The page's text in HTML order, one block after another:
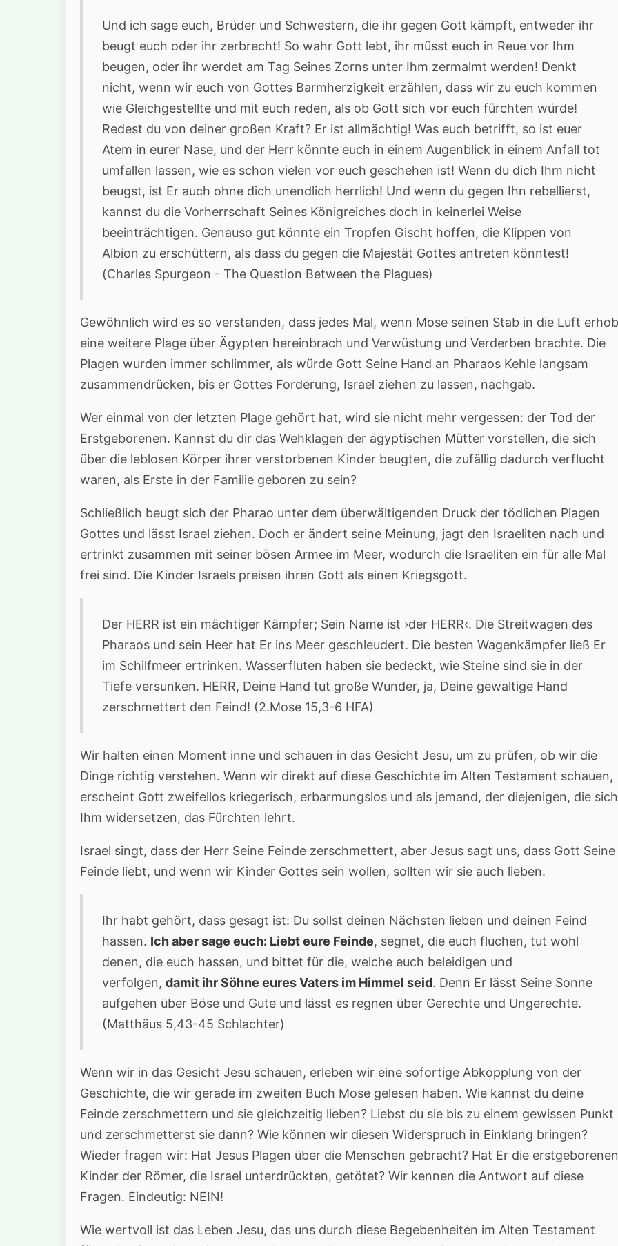
Und ich sage euch, Brüder und Schwestern, die ihr gegen Gott kämpft, entweder ihr
beugt euch oder ihr zerbrecht! So wahr Gott lebt, ihr müsst euch in Reue vor Ihm
beugen, oder ihr werdet am Tag Seines Zorns unter Ihm zermalmt werden! Denkt
nicht, wenn wir euch von Gottes Barmherzigkeit erzählen, dass wir zu euch kommen
wie Gleichgestellte und mit euch reden, als ob Gott sich vor euch fürchten würde!
Redest du von deiner großen Kraft? Er ist allmächtig! Was euch betrifft, so ist euer
Atem in eurer Nase, und der Herr könnte euch in einem Augenblick in einem Anfall tot
umfallen lassen, wie es schon vielen vor euch geschehen ist! Wenn du dich Ihm nicht
beugst, ist Er auch ohne dich unendlich herrlich! Und wenn du gegen Ihn rebellierst,
kannst du die Vorherrschaft Seines Königreiches doch in keinerlei Weise
beeinträchtigen. Genauso gut könnte ein Tropfen Gischt hoffen, die Klippen von
Albion zu erschüttern, als dass du gegen die Majestät Gottes antreten könntest!
(Charles Spurgeon - The Question Between the Plagues)
Gewöhnlich wird es so verstanden, dass jedes Mal, wenn Mose seinen Stab in die Luft
eine weitere Plage über Ägypten hereinbrach und Verwüstung und Verderben brachte. Die
Plagen wurden immer schlimmer, als würde Gott Seine Hand an Pharaos Kehle langsam
zusammendrücken, bis er Gottes Forderung, Israel ziehen zu lassen, nachgab.
Wer einmal von der letzten Plage gehört hat, wird sie nicht mehr vergessen: der Tod der
Erstgeborenen. Kannst du dir das Wehklagen der ägyptischen Mütter vorstellen, die sich
über die leblosen Körper ihrer verstorbenen Kinder beugten, die zufällig dadurch verflucht
waren, als Erste in der Familie geboren zu sein?
Schließlich beugt sich der Pharao unter dem überwältigenden Druck der tödlichen Plagen
Gottes und lässt Israel ziehen. Doch er ändert seine Meinung, jagt den Israeliten nach und
ertrinkt zusammen mit seiner bösen Armee im Meer, wodurch die Israeliten ein für alle Mal
frei sind. Die Kinder Israels preisen ihren Gott als einen Kriegsgott.
Der HERR ist ein mächtiger Kämpfer; Sein Name ist ›der HERR‹. Die Streitwagen des
Pharaos und sein Heer hat Er ins Meer geschleudert. Die besten Wagenkämpfer ließ Er
im Schilfmeer ertrinken. Wasserfluten haben sie bedeckt, wie Steine sind sie in der
Tiefe versunken. HERR, Deine Hand tut große Wunder, ja, Deine gewaltige Hand
zerschmettert den Feind! (2.Mose 15,3-6 HFA)
Wir halten einen Moment inne und schauen in das Gesicht Jesu, um zu prüfen, ob wir die
Dinge richtig verstehen. Wenn wir direkt auf diese Geschichte im Alten Testament schauen,
erscheint Gott zweifellos kriegerisch, erbarmungslos und als jemand, der diejenigen, die sich
Ihm widersetzen, das Fürchten lehrt.
Israel singt, dass der Herr Seine Feinde zerschmettert, aber Jesus sagt uns, dass Gott Seine
Feinde liebt, und wenn wir Kinder Gottes sein wollen, sollten wir sie auch lieben.
Ihr habt gehört, dass gesagt ist: Du sollst deinen Nächsten lieben und deinen Feind
hassen. Ich aber sage euch: Liebt eure Feinde, segnet, die euch fluchen, tut wohl
denen, die euch hassen, und bittet für die, welche euch beleidigen und
verfolgen, damit ihr Söhne eures Vaters im Himmel seid. Denn Er lässt Seine Sonne
aufgehen über Böse und Gute und lässt es regnen über Gerechte und Ungerechte.
(Matthäus 5,43-45 Schlachter)
Wenn wir in das Gesicht Jesu schauen, erleben wir eine sofortige Abkopplung von der
Geschichte, die wir gerade im zweiten Buch Mose gelesen haben. Wie kannst du deine
Feinde zerschmettern und sie gleichzeitig lieben? Liebst du sie bis zu einem gewissen Punkt
und zerschmetterst sie dann? Wie können wir diesen Widerspruch in Einklang bringen?
Wieder fragen wir: Hat Jesus Plagen über die Menschen gebracht? Hat Er die erstgeborenen
Kinder der Römer, die Israel unterdrückten, getötet? Wir kennen die Antwort auf diese
Fragen. Eindeutig: NEIN!
Wie wertvoll ist das Leben Jesu, das uns durch diese Begebenheiten im Alten Testament